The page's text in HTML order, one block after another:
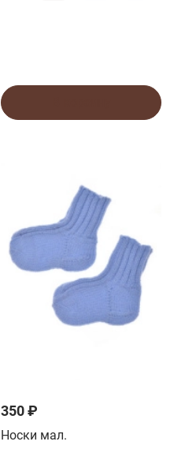
350 ₽
Носки мал.